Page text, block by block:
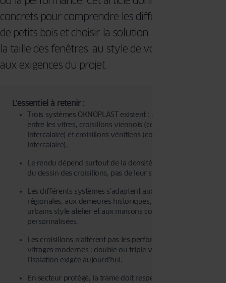
concrets pour comprendre les différents systèmes
de petits bois et choisir la solution la plus adaptée à
la taille des fenêtres, au style de votre maison et
aux exigences du projet.
L’essentiel à retenir :
Trois systèmes OKNOPLAST existent : petits bois intégrés
entre les vitres, croisillons viennois (collés avec
intercalaire) et croisillons vénitiens (collés sans
intercalaire).
Le rendu dépend surtout de la densité, de la largeur et
du dessin des croisillons, pas de leur simple présence.
Les différents systèmes s’adaptent aux architectures
régionales, aux demeures historiques, aux projets
urbains style atelier et aux maisons contemporaines
personnalisées.
Les croisillons n’altèrent pas les performances des
vitrages modernes : double ou triple vitrage assurent
l’isolation exigée aujourd’hui.
En secteur protégé, la trame doit respecter le dessin